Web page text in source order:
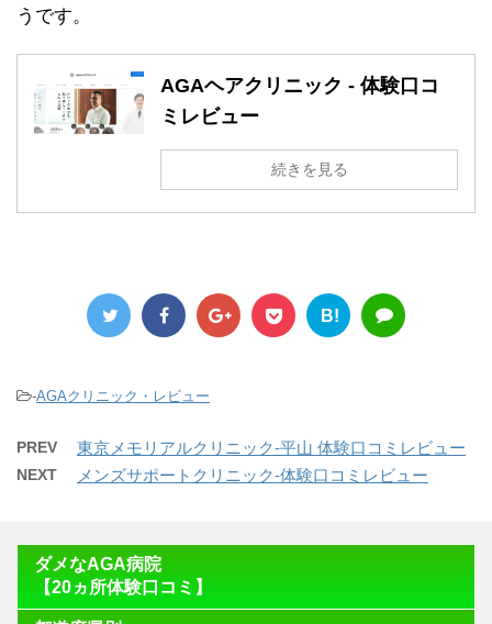
うです。
AGAヘアクリニック - 体験口コ
ミレビュー
続きを見る
B!
-AGAクリニック・レビュー
PREV 東京メモリアルクリニック-平山 体験口コミレビュー
NEXT メンズサポートクリニック-体験口コミレビュー
ダメなAGA病院
【20ヵ所体験口コミ】